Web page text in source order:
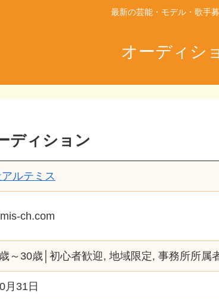
最新の芸能・モデル・歌手
オーディシ
ディション
ルテミス
ch.com
～30歳│初心者歓迎, 地域限定, 事務所所属
月31日